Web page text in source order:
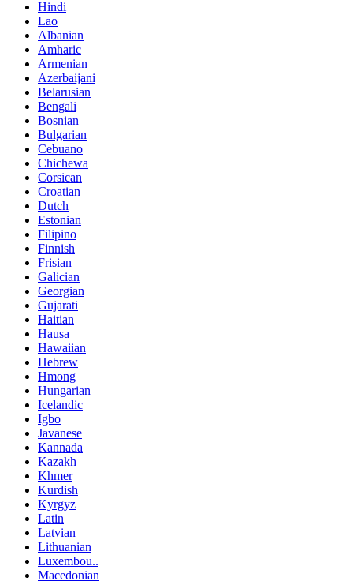
Hindi
Lao
Albanian
Amharic
Armenian
Azerbaijani
Belarusian
Bengali
Bosnian
Bulgarian
Cebuano
Chichewa
Corsican
Croatian
Dutch
Estonian
Filipino
Finnish
Frisian
Galician
Georgian
Gujarati
Haitian
Hausa
Hawaiian
Hebrew
Hmong
Hungarian
Icelandic
Igbo
Javanese
Kannada
Kazakh
Khmer
Kurdish
Kyrgyz
Latin
Latvian
Lithuanian
Luxembou..
Macedonian